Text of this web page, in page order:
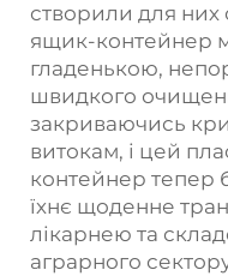
створили для них
ящик-контейнер
гладенькою,
швидкого
закриваючись
витокам, і цей
контейнер тепер
їхнє щоденне
лікарнею та
аграрного